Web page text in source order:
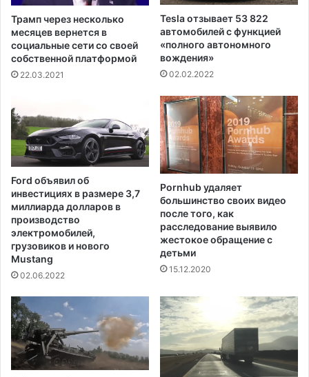
л
т
а
т
C
o
v
i
-
9
л
л
а
р
о
Трамп через несколько
месяцев вернется в
социальные сети со своей
собственной платформой
22.03.2021
Tesla отзывает 53 822
автомобилей с функцией
«полного автономного
вождения»
02.02.2022
Ford объявил об
инвестициях в размере 3,7
миллиарда долларов в
производство
электромобилей,
грузовиков и нового
Mustang
02.06.2022
Pornhub удаляет
большинство своих видео
после того, как
расследование выявило
жестокое обращение с
детьми
15.12.2020